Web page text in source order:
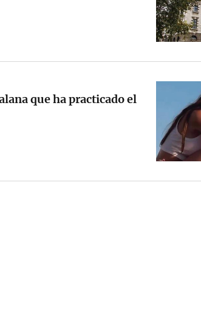
que ha practicado el